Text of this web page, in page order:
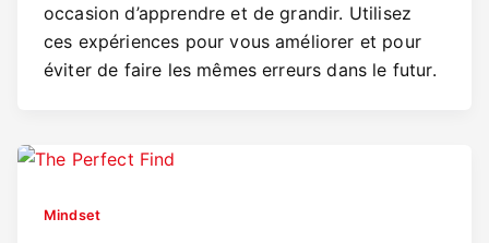
occasion d’apprendre et de grandir. Utilisez
ces expériences pour vous améliorer et pour
éviter de faire les mêmes erreurs dans le futur.
Mindset